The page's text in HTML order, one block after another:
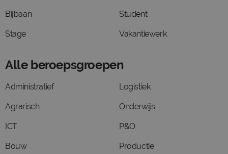
Bijbaan
Stage
Student
Vakantiewerk
Alle beroepsgroepen
Administratief
Agrarisch
ICT
Bouw
Logistiek
Onderwijs
P&O
Productie